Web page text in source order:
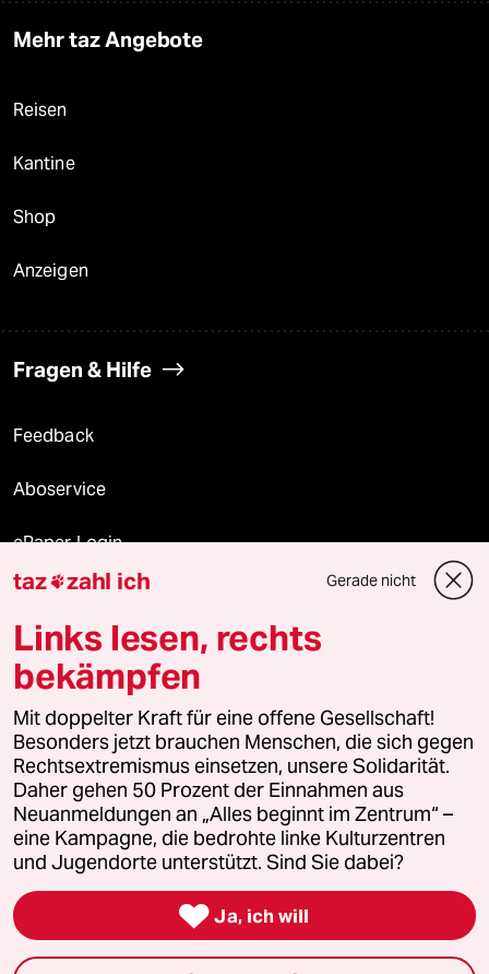
Mehr taz Angebote
Reisen
Kantine
Shop
Anzeigen
Fragen & Hilfe
Feedback
Aboservice
ePaper Login
Downloads für Abonnierende
© 2026 taz Verlags und Vertriebs GmbH
Alle Rechte vorbehalten. Bei rechtlichen Fragen oder für Genehmigungen
wenden Sie sich bitte an lizenzen@taz.de
Feedback Redaktionsstatut Kommune-Richtlinien
Leitlinie Informant Datenschutz Impressum AGB
Seitenwende Einwilligungen widerrufen (Ads)
taz zahl ich Gerade nicht
Links lesen, rechts
bekämpfen
Mit doppelter Kraft für eine offene Gesellschaft!
Besonders jetzt brauchen Menschen, die sich gegen
Rechtsextremismus einsetzen, unsere Solidarität.
Daher gehen 50 Prozent der Einnahmen aus
Neuanmeldungen an „Alles beginnt im Zentrum“ –
eine Kampagne, die bedrohte linke Kulturzentren
und Jugendorte unterstützt. Sind Sie dabei?
 Ja, ich will